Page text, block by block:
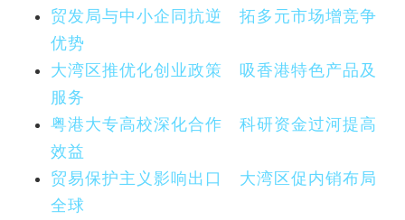
贸发局与中小企同抗逆 拓多元市场增竞争
优势
大湾区推优化创业政策 吸香港特色产品及
服务
粤港大专高校深化合作 科研资金过河提高
效益
贸易保护主义影响出口 大湾区促内销布局
全球